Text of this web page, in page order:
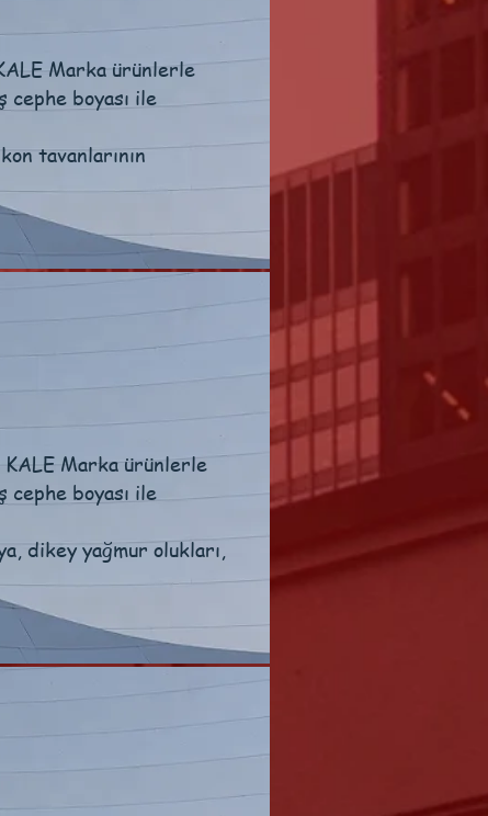
Marka ürünlerle
cephe boyası ile
tavanlarının
KALE Marka ürünlerle
cephe boyası ile
dikey yağmur olukları,